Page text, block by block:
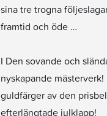
sina tre trogna
framtid och öde …
I Den sovande och
nyskapande
guldfärger av den
efterlängtade julklapp!